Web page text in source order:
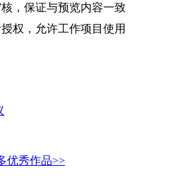
，保证与预览内容一致
权，允许工作项目使用
优秀作品>>